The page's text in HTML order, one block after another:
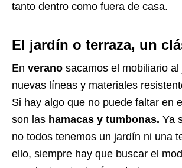
tanto dentro como fuera de casa.
El jardín o terraza, un
En verano sacamos el mobiliario
nuevas líneas y materiales
Si hay algo que no puede faltar en
son las hamacas y tumbonas. Ya
no todos tenemos un jardín ni una
ello, siempre hay que buscar el